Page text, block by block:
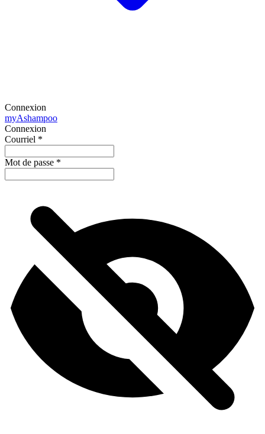
Connexion
myAshampoo
Connexion
Courriel *
Mot de passe *